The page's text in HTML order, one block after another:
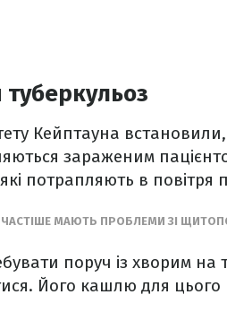
Кейптауна
зараженим
потрапляють в
ЧАСТІШЕ МАЮТЬ ПРОБЛЕМИ ЗІ
поруч із хворим на
Його кашлю для цього